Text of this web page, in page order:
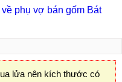
phụ vợ bán gốm Bát
lửa nên kích thước có